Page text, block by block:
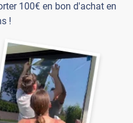
100€ en bon d'achat en
!